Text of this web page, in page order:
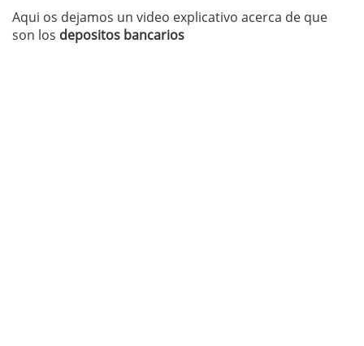
Aqui os dejamos un video explicativo acerca de que
son los depositos bancarios